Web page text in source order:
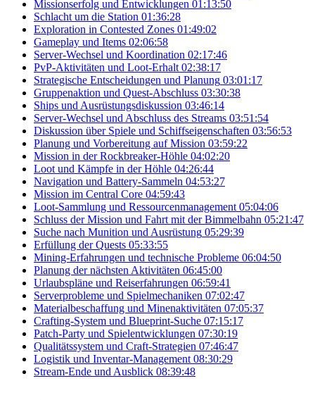
Missionserfolg und Entwicklungen 01:13:50
Schlacht um die Station 01:36:28
Exploration in Contested Zones 01:49:02
Gameplay und Items 02:06:58
Server-Wechsel und Koordination 02:17:46
PvP-Aktivitäten und Loot-Erhalt 02:38:17
Strategische Entscheidungen und Planung 03:01:17
Gruppenaktion und Quest-Abschluss 03:30:38
Ships und Ausrüstungsdiskussion 03:46:14
Server-Wechsel und Abschluss des Streams 03:51:54
Diskussion über Spiele und Schiffseigenschaften 03:56:53
Planung und Vorbereitung auf Mission 03:59:22
Mission in der Rockbreaker-Höhle 04:02:20
Loot und Kämpfe in der Höhle 04:26:44
Navigation und Battery-Sammeln 04:53:27
Mission im Central Core 04:59:43
Loot-Sammlung und Ressourcenmanagement 05:04:06
Schluss der Mission und Fahrt mit der Bimmelbahn 05:21:47
Suche nach Munition und Ausrüstung 05:29:39
Erfüllung der Quests 05:33:55
Mining-Erfahrungen und technische Probleme 06:04:50
Planung der nächsten Aktivitäten 06:45:00
Urlaubspläne und Reiserfahrungen 06:59:41
Serverprobleme und Spielmechaniken 07:02:47
Materialbeschaffung und Minenaktivitäten 07:05:37
Crafting-System und Blueprint-Suche 07:15:17
Patch-Party und Spielentwicklungen 07:30:19
Qualitätssystem und Craft-Strategien 07:46:47
Logistik und Inventar-Management 08:30:29
Stream-Ende und Ausblick 08:39:48